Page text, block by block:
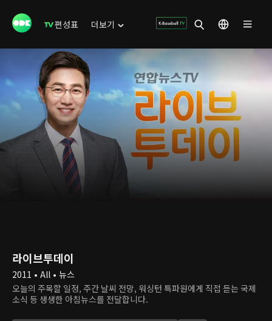
편성표 더보기
라이브투데이
2011 • All • 뉴스
오늘의 주목할 일정, 주간 날씨 전망, 워싱턴 특파원에게 직접 듣는 국제
소식 등 생생한 아침뉴스를 전달합니다.